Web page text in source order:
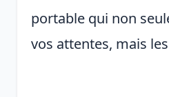
portable qui non
vos attentes, mais